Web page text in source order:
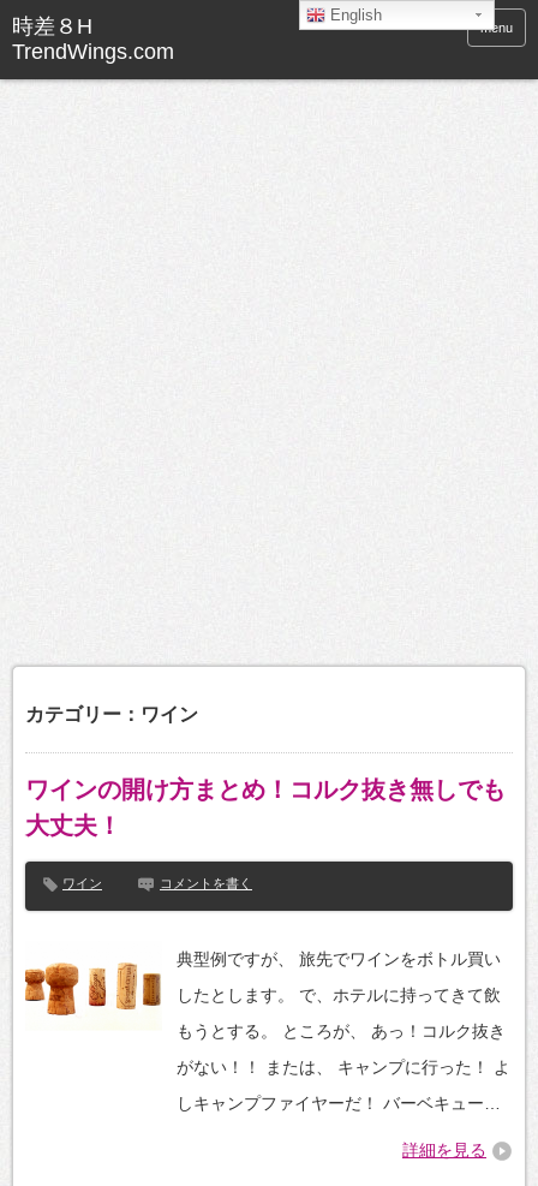
menu
カテゴリー：ワイン
ワインの開け方まとめ！コルク抜き無しでも
大丈夫！
ワイン コメントを書く
典型例ですが、 旅先でワインをボトル買い
したとします。 で、ホテルに持ってきて飲
もうとする。 ところが、 あっ！コルク抜き
がない！！ または、 キャンプに行った！ よ
しキャンプファイヤーだ！ バーベキュー…
詳細を見る
English